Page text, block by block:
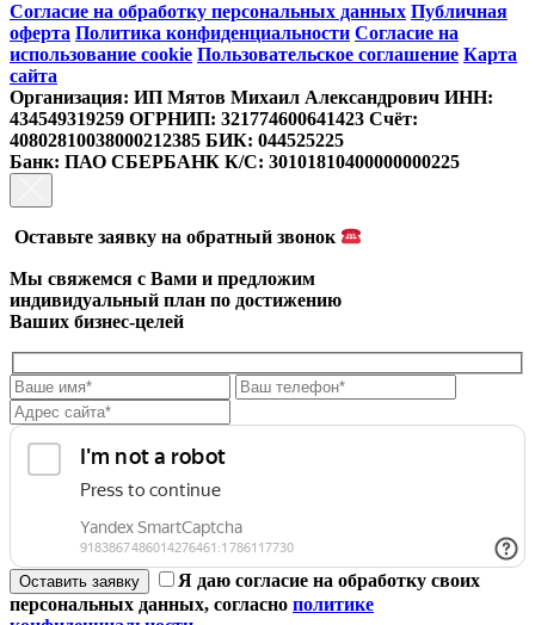
Согласие на обработку персональных данных Публичная
оферта Политика конфиденциальности Согласие на
использование cookie Пользовательское соглашение Карта
сайта
Организация: ИП Мятов Михаил Александрович ИНН:
434549319259 ОГРНИП: 321774600641423 Счёт:
40802810038000212385 БИК: 044525225
Банк: ПАО СБЕРБАНК К/С: 30101810400000000225
Оставьте заявку на обратный звонок
Мы свяжемся с Вами и предложим
индивидуальный план по достижению
Ваших бизнес-целей
Я даю согласие на обработку своих
персональных данных, согласно политике